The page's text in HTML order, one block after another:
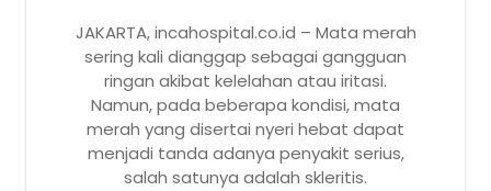
JAKARTA, incahospital.co.id – Mata merah
sering kali dianggap sebagai gangguan
ringan akibat kelelahan atau iritasi.
Namun, pada beberapa kondisi, mata
merah yang disertai nyeri hebat dapat
menjadi tanda adanya penyakit serius,
salah satunya adalah skleritis.